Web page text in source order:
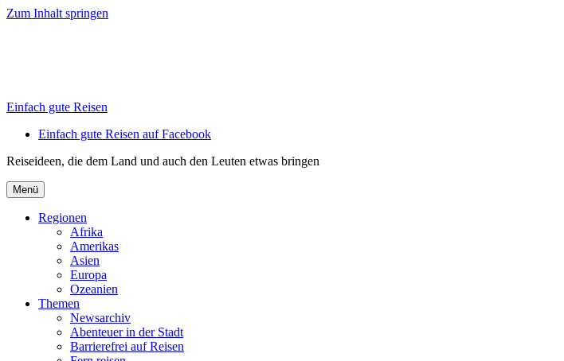
Zum Inhalt springen
Einfach gute Reisen
Einfach gute Reisen auf Facebook
Reiseideen, die dem Land und auch den Leuten etwas bringen
Menü
Regionen
Afrika
Amerikas
Asien
Europa
Ozeanien
Themen
Newsarchiv
Abenteuer in der Stadt
Barrierefrei auf Reisen